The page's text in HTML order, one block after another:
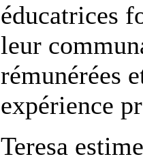
éducatrices
leur
rémunérées
expérience
Teresa